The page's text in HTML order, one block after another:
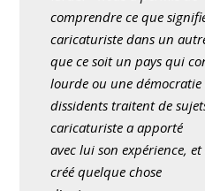
comprendre ce que
caricaturiste dans un
que ce soit un pays qui
lourde ou une démocratie
dissidents traitent de
caricaturiste a apporté
avec lui son expérience,
créé quelque chose